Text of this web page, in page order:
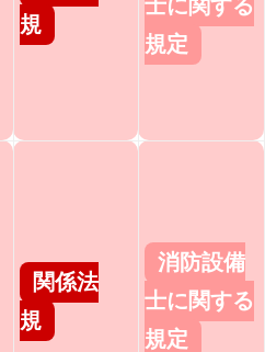
規
規定
関係法
規
消防設備
士に関する
規定